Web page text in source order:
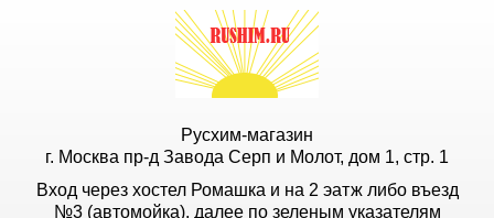
Русхим-магазин
г. Москва пр-д Завода Серп и Молот, дом 1, стр. 1
Вход через хостел Ромашка и на 2 эатж либо въезд
№3 (автомойка), далее по зеленым указателям